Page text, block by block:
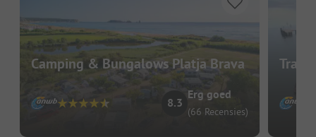
Camping & Bungalows Platja Brava
8.3
Erg goed
(66 Recensies)